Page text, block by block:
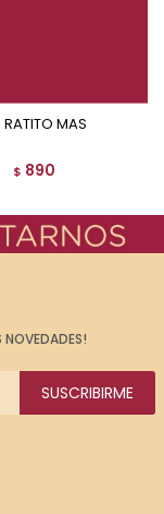
RATITO MAS
$ 890
NOVEDADES!
SUSCRIBIRME